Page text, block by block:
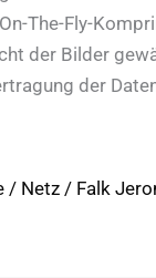
The-Fly-
der Bilder
der
/ Netz / Falk